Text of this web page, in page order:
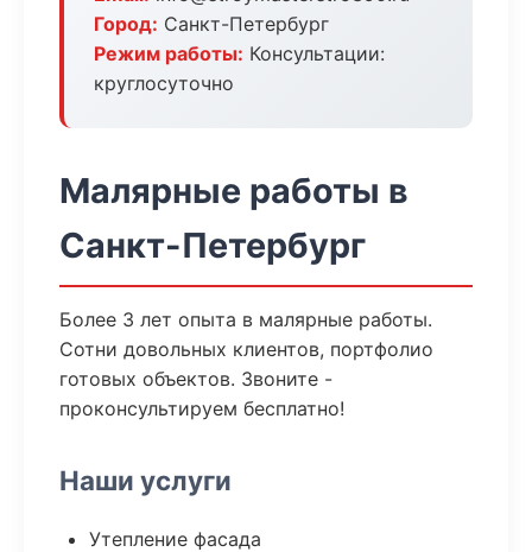
Город: Санкт-Петербург
Режим работы: Консультации:
круглосуточно
Малярные работы в
Санкт-Петербург
Более 3 лет опыта в малярные работы.
Сотни довольных клиентов, портфолио
готовых объектов. Звоните -
проконсультируем бесплатно!
Наши услуги
Утепление фасада